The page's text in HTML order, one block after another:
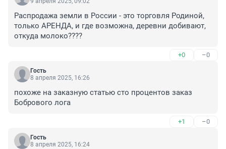
Распродажа земли в России - это торговля Родиной,
только АРЕНДА, и где возможна, деревни добивают,
откуда молоко????
+0 –0
Гость
8 апреля 2025, 16:26
похоже на заказную статью сто процентов заказ
Бобрового лога
+1 –0
Гость
8 апреля 2025, 16:24